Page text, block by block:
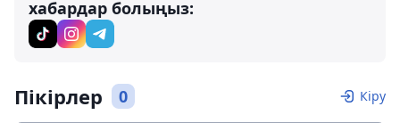
хабардар болыңыз:
Пікірлер 0 Кіру